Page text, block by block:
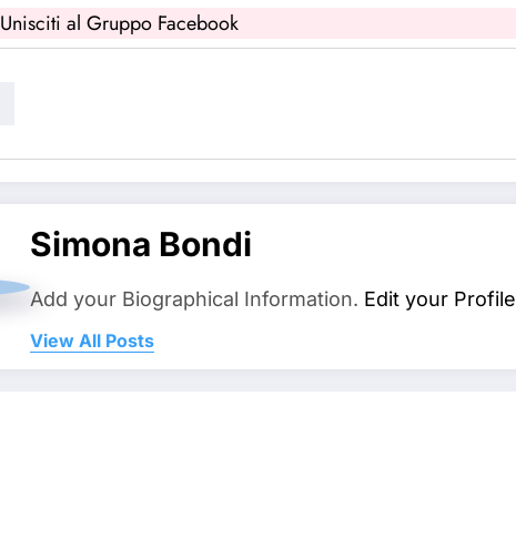
Unisciti al Gruppo Facebook
Simona Bondi
Add your Biographical Information. Edit your Profile
View All Posts